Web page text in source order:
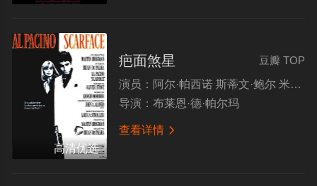
高清优选
豆瓣 TOP
疤面煞星
演员： 阿尔·帕西诺 斯蒂文·鲍尔 米歇尔·菲佛 玛丽·伊丽莎白·马斯特兰托尼奥
导演： 布莱恩·德·帕尔玛
查看详情 